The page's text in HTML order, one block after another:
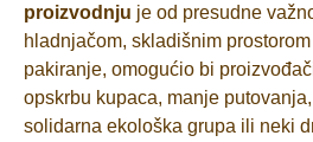
proizvodnju je od presudne
hladnjačom, skladišnim
pakiranje, omogućio bi
opskrbu kupaca, manje
solidarna ekološka grupa ili neki